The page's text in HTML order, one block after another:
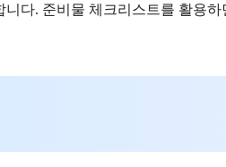
다. 준비물 체크리스트를 활용